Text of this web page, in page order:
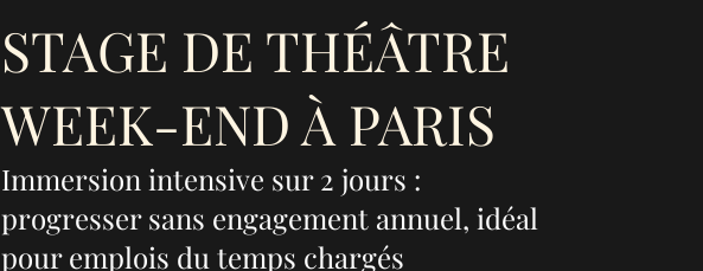
STAGE DE THÉÂTRE
WEEK-END À PARIS
Immersion intensive sur 2 jours :
progresser sans engagement annuel, idéal
pour emplois du temps chargés